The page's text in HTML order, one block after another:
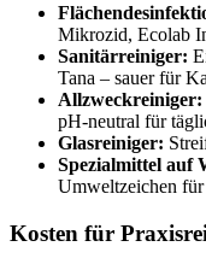
Mikrozid, Ecolab
Sanitärreiniger:
Tana – sauer für
Allzweckreiniger:
pH-neutral für
Glasreiniger:
Spezialmittel auf
Umweltzeichen
Kosten für